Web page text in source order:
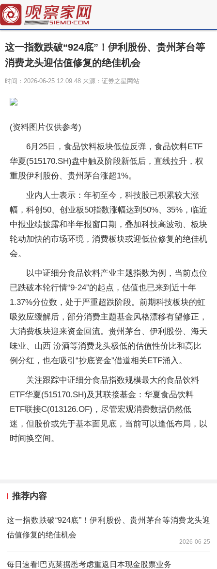
这一指数跌破“924底”！伊利股份、贵州茅台等
消费龙头迎估值修复的绝佳机会
时间：2026-06-25 12:09:48 来源：证券之星网站
(资料图片仅供参考)
6月25日，食品饮料板块低位反弹，食品饮料ETF
华夏(515170.SH)盘中触及阶段新低后，直线拉升，权
重股伊利股份、贵州茅台涨超1%。
业内人士表示：年初至今，科技股已积累较大涨
幅，科创50、创业板50指数涨幅达到50%、35%，临近
中报业绩披露和半年报窗口期，叠加科技高波动、板块
轮动加快的市场环境，消费板块或迎低位修复的绝佳机
会。
以中证细分食品饮料产业主题指数为例，当前点位
已跌破本轮行情“9·24”的起点，估值也已来到近十年
1.37%分位数，处于严重超跌阶段。前期科技板块的虹
吸效应缓解后，部分消费主题基金风格漂移有望修正，
大消费板块迎来资金回流。贵州茅台、伊利股份、海天
味业、山西 汾酒等消费龙头极低的估值性价比和高比
例分红，也在吸引“抄底资金”借道相关ETF涌入。
关注跟踪中证细分食品指数规模最大的食品饮料
ETF华夏(515170.SH)及其联接基金：华夏食品饮料
ETF联接C(013126.OF)，尽管宏观消费数据仍然低
迷，但股价或先于基本面见底，当前可以逢低布局，以
时间换空间。
推荐内容
这一指数跌破“924底”！伊利股份、贵州茅台等消费龙头迎
估值修复的绝佳机会
2026-06-25
每日速看!巴克莱据悉考虑重返日本现金股票业务